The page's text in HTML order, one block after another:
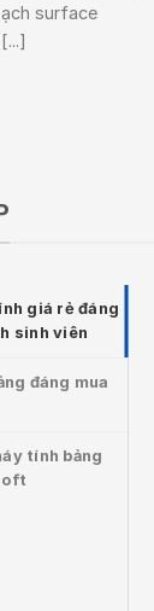
surface
giá rẻ đáng
sinh viên
đáng mua
tính bảng